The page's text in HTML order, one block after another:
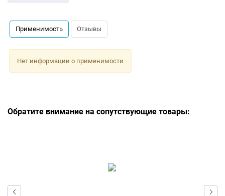
Применимость Отзывы
Нет информации о применимости
Обратите внимание на сопутствующие товары: